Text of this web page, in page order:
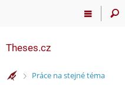
Theses.cz
>Práce na stejné téma